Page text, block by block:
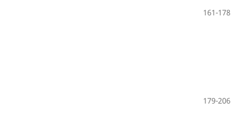
161-178
179-206